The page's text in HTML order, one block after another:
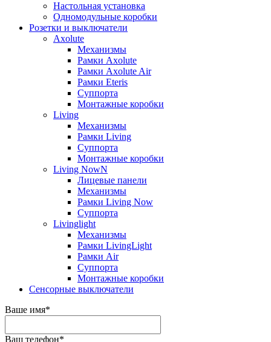
Настольная установка
Одномодульные коробки
Розетки и выключатели
Axolute
Механизмы
Рамки Axolute
Рамки Axolute Air
Рамки Eteris
Суппорта
Монтажные коробки
Living
Механизмы
Рамки Living
Суппорта
Монтажные коробки
Living NowN
Лицевые панели
Механизмы
Рамки Living Now
Суппорта
Livinglight
Механизмы
Рамки LivingLight
Рамки Air
Суппорта
Монтажные коробки
Сенсорные выключатели
Ваше имя*
Ваш телефон*